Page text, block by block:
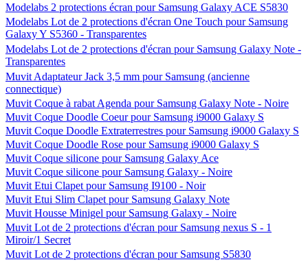
Modelabs 2 protections écran pour Samsung Galaxy ACE S5830
Modelabs Lot de 2 protections d'écran One Touch pour Samsung
Galaxy Y S5360 - Transparentes
Modelabs Lot de 2 protections d'écran pour Samsung Galaxy Note -
Transparentes
Muvit Adaptateur Jack 3,5 mm pour Samsung (ancienne
connectique)
Muvit Coque à rabat Agenda pour Samsung Galaxy Note - Noire
Muvit Coque Doodle Coeur pour Samsung i9000 Galaxy S
Muvit Coque Doodle Extraterrestres pour Samsung i9000 Galaxy S
Muvit Coque Doodle Rose pour Samsung i9000 Galaxy S
Muvit Coque silicone pour Samsung Galaxy Ace
Muvit Coque silicone pour Samsung Galaxy - Noire
Muvit Etui Clapet pour Samsung I9100 - Noir
Muvit Etui Slim Clapet pour Samsung Galaxy Note
Muvit Housse Minigel pour Samsung Galaxy - Noire
Muvit Lot de 2 protections d'écran pour Samsung nexus S - 1
Miroir/1 Secret
Muvit Lot de 2 protections d'écran pour Samsung S5830